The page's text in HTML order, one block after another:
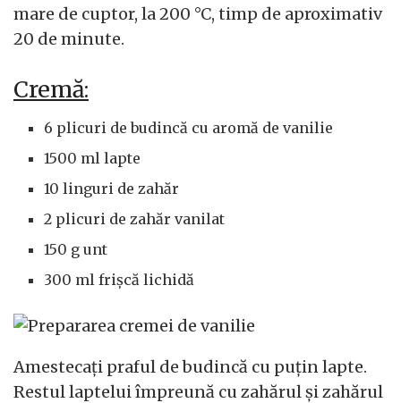
mare de cuptor, la 200 °C, timp de aproximativ
20 de minute.
Cremă:
6 plicuri de budincă cu aromă de vanilie
1500 ml lapte
10 linguri de zahăr
2 plicuri de zahăr vanilat
150 g unt
300 ml frișcă lichidă
Amestecați praful de budincă cu puțin lapte.
Restul laptelui împreună cu zahărul și zahărul